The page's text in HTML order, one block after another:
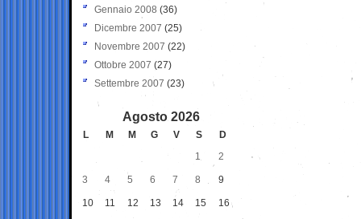
Gennaio 2008 (36)
Dicembre 2007 (25)
Novembre 2007 (22)
Ottobre 2007 (27)
Settembre 2007 (23)
Agosto 2026
L M M G V S
D
1
2
3 4 5 6 7 8 9
10 11 12 13 14 15 16